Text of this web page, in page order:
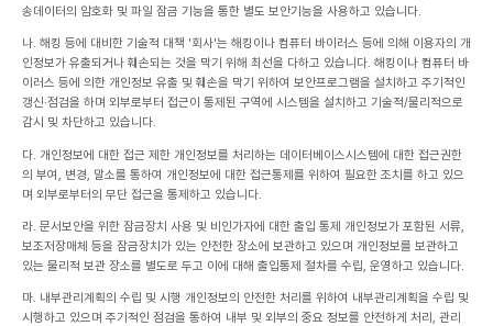
송데이터의 암호화 및 파일 잠금 기능을 통한 별도 보안기능을 사용하고 있습니다.
나. 해킹 등에 대비한 기술적 대책 '회사'는 해킹이나 컴퓨터 바이러스 등에 의해 이용자의 개
인정보가 유출되거나 훼손되는 것을 막기 위해 최선을 다하고 있습니다. 해킹이나 컴퓨터 바
이러스 등에 의한 개인정보 유출 및 훼손을 막기 위하여 보안프로그램을 설치하고 주기적인
갱신·점검을 하며 외부로부터 접근이 통제된 구역에 시스템을 설치하고 기술적/물리적으로
감시 및 차단하고 있습니다.
다. 개인정보에 대한 접근 제한 개인정보를 처리하는 데이터베이스시스템에 대한 접근권한
의 부여, 변경, 말소를 통하여 개인정보에 대한 접근통제를 위하여 필요한 조치를 하고 있으
며 외부로부터의 무단 접근을 통제하고 있습니다.
라. 문서보안을 위한 잠금장치 사용 및 비인가자에 대한 출입 통제 개인정보가 포함된 서류,
보조저장매체 등을 잠금장치가 있는 안전한 장소에 보관하고 있으며 개인정보를 보관하고
있는 물리적 보관 장소를 별도로 두고 이에 대해 출입통제 절차를 수립, 운영하고 있습니다.
마. 내부관리계획의 수립 및 시행 개인정보의 안전한 처리를 위하여 내부관리계획을 수립 및
시행하고 있으며 주기적인 점검을 통하여 내부 및 외부의 중요 정보를 안전하게 처리, 관리